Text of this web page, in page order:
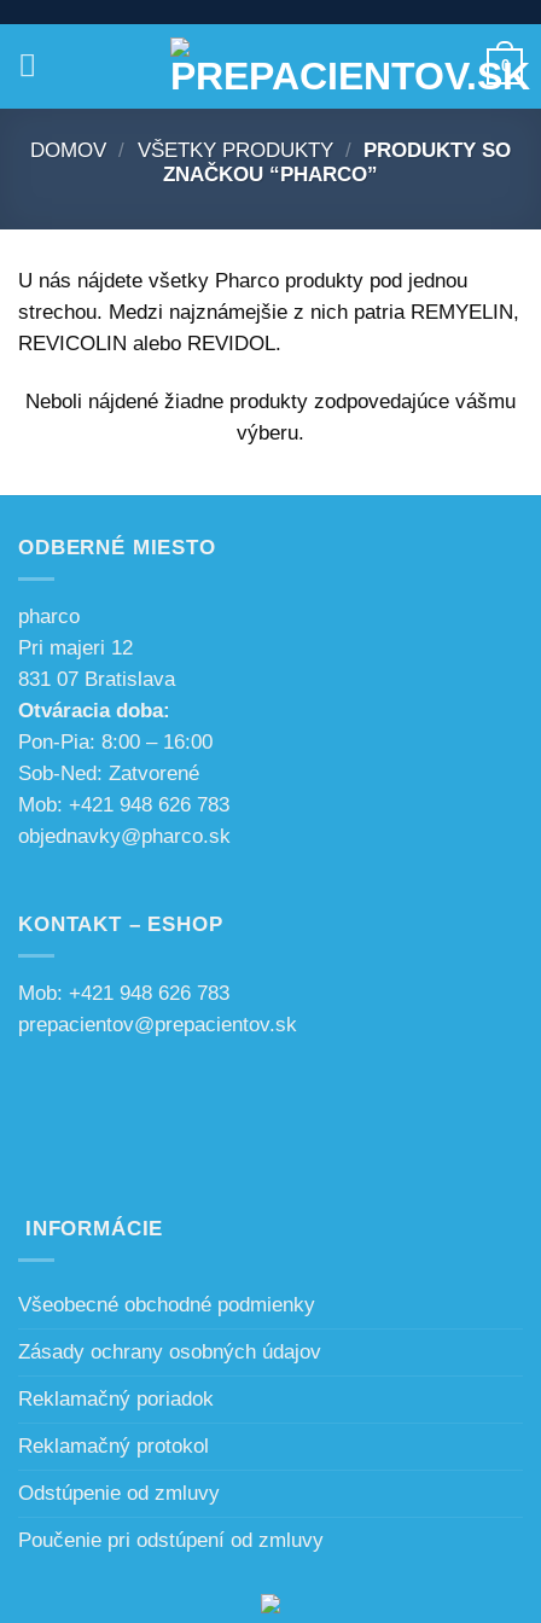
content
0
DOMOV / VŠETKY PRODUKTY /
PRODUKTY SO
ZNAČKOU “PHARCO”
U nás nájdete všetky Pharco produkty pod jednou
strechou. Medzi najznámejšie z nich patria REMYELIN,
REVICOLIN alebo REVIDOL.
Neboli nájdené žiadne produkty zodpovedajúce vášmu
výberu.
ODBERNÉ MIESTO
pharco
Pri majeri 12
831 07 Bratislava
Otváracia doba:
Pon-Pia: 8:00 – 16:00
Sob-Ned: Zatvorené
Mob: +421 948 626 783
objednavky@pharco.sk
KONTAKT – ESHOP
Mob: +421 948 626 783
prepacientov@prepacientov.sk
INFORMÁCIE
Všeobecné obchodné podmienky
Zásady ochrany osobných údajov
Reklamačný poriadok
Reklamačný protokol
Odstúpenie od zmluvy
Poučenie pri odstúpení od zmluvy